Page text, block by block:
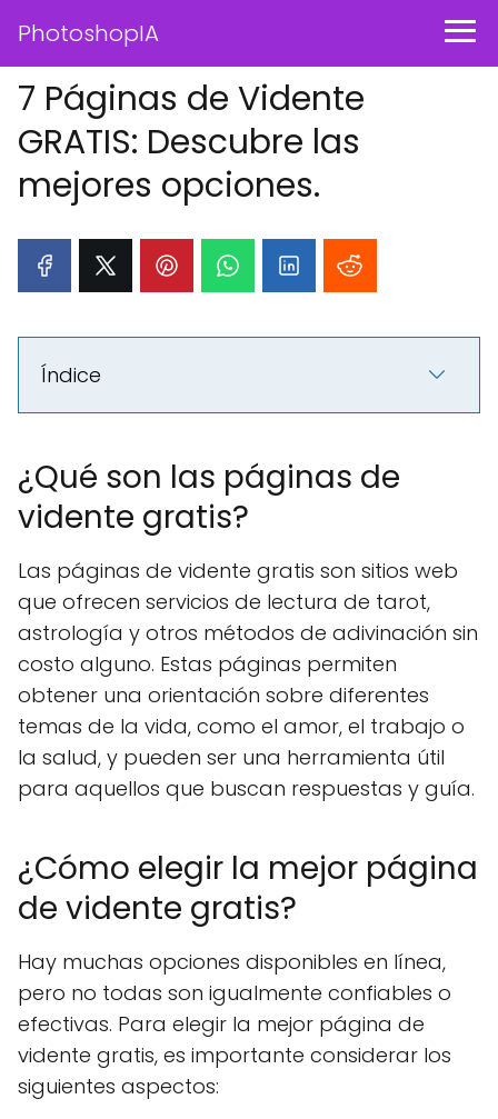
PhotoshopIA
7 Páginas de Vidente
GRATIS: Descubre las
mejores opciones.
Índice
¿Qué son las páginas de
vidente gratis?
Las páginas de vidente gratis son sitios web
que ofrecen servicios de lectura de tarot,
astrología y otros métodos de adivinación sin
costo alguno. Estas páginas permiten
obtener una orientación sobre diferentes
temas de la vida, como el amor, el trabajo o
la salud, y pueden ser una herramienta útil
para aquellos que buscan respuestas y guía.
¿Cómo elegir la mejor página
de vidente gratis?
Hay muchas opciones disponibles en línea,
pero no todas son igualmente confiables o
efectivas. Para elegir la mejor página de
vidente gratis, es importante considerar los
siguientes aspectos: